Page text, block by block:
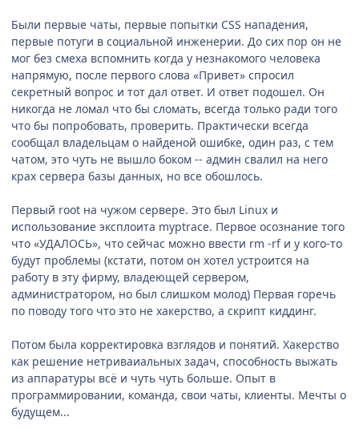
Были первые чаты, первые попытки CSS нападения,
первые потуги в социальной инженерии. До сих пор он не
мог без смеха вспомнить когда у незнакомого человека
напрямую, после первого слова «Привет» спросил
секретный вопрос и тот дал ответ. И ответ подошел. Он
никогда не ломал что бы сломать, всегда только ради того
что бы попробовать, проверить. Практически всегда
сообщал владельцам о найденой ошибке, один раз, с тем
чатом, это чуть не вышло боком -- админ свалил на него
крах сервера базы данных, но все обошлось.
Первый root на чужом сервере. Это был Linux и
использование эксплоита myptrace. Первое осознание того
что «УДАЛОСЬ», что сейчас можно ввести rm -rf и у кого-то
будут проблемы (кстати, потом он хотел устроится на
работу в эту фирму, владеющей сервером,
администратором, но был слишком молод) Первая горечь
по поводу того что это не хакерство, а скрипт киддинг.
Потом была корректировка взглядов и понятий. Хакерство
как решение нетриваиальных задач, способность выжать
из аппаратуры всё и чуть чуть больше. Опыт в
программировании, команда, свои чаты, клиенты. Мечты о
будущем...